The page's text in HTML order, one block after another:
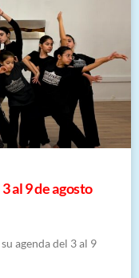
al 9 de agosto
agenda del 3 al 9